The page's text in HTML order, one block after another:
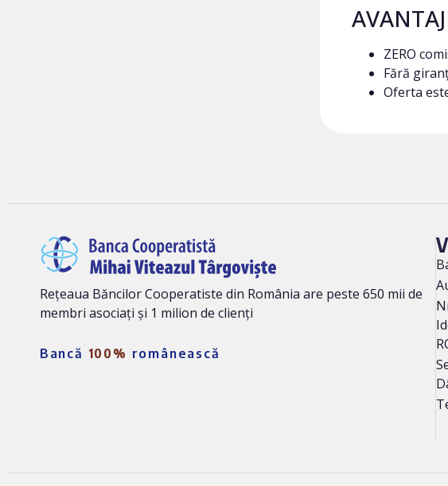
ZERO
Fără
Oferta
Rețeaua Băncilor Cooperatiste din România are peste 650 mii de
membri asociați și 1 milion de clienți
Bancă 100% românească